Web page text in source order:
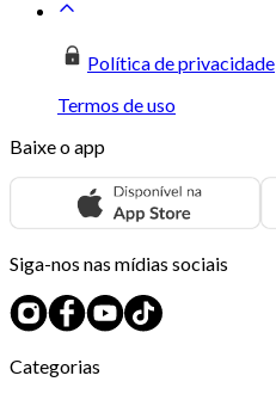
Política de privacidade
Termos de uso
Baixe o app
Siga-nos nas mídias sociais
Categorias